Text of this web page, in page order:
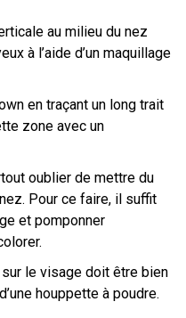
au milieu du nez
à l’aide d’un maquillage
en traçant un long trait
zone avec un
oublier de mettre du
Pour ce faire, il suffit
et pomponner
le visage doit être bien
houppette à poudre.